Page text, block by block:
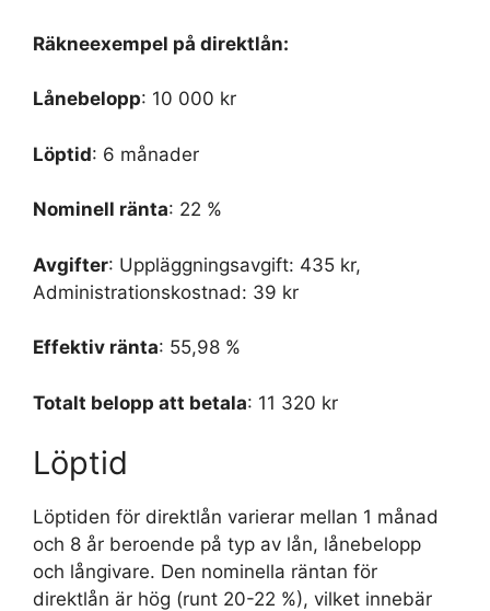
Räkneexempel på direktlån:
Lånebelopp: 10 000 kr
Löptid: 6 månader
Nominell ränta: 22 %
Avgifter: Uppläggningsavgift: 435 kr,
Administrationskostnad: 39 kr
Effektiv ränta: 55,98 %
Totalt belopp att betala: 11 320 kr
Löptid
Löptiden för direktlån varierar mellan 1 månad
och 8 år beroende på typ av lån, lånebelopp
och långivare. Den nominella räntan för
direktlån är hög (runt 20-22 %), vilket innebär